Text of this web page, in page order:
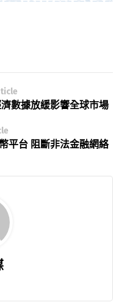
數據放緩影響全球市場
平台 阻斷非法金融網絡